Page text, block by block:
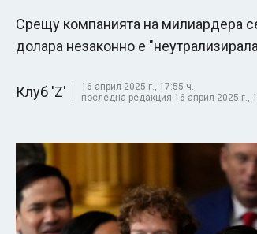
Срещу компанията на милиардера
долара незаконно е
Клуб 'Z'
16 април 2025 г., 17:55 ч.
последна редакция 16 април 2025 г.,